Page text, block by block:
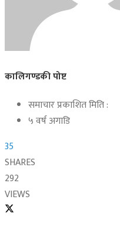
कालिगण्डकी पोष्ट
समाचार प्रकाशित मिति :
५ वर्ष अगाडि
35
SHARES
292
VIEWS